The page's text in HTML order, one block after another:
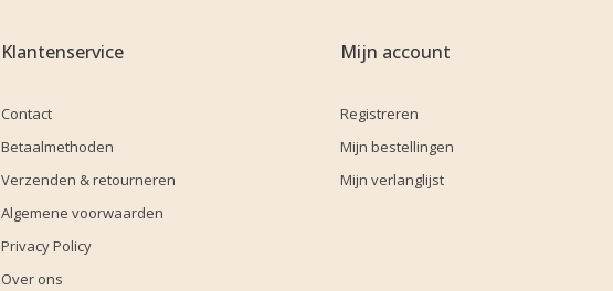
Klantenservice
Contact
Betaalmethoden
Verzenden & retourneren
Algemene voorwaarden
Privacy Policy
Over ons
Mijn account
Registreren
Mijn bestellingen
Mijn verlanglijst